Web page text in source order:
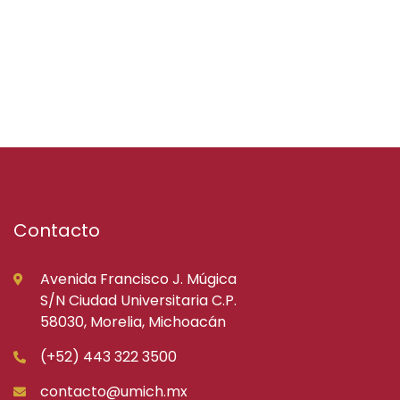
Contacto
Avenida Francisco J. Múgica
S/N Ciudad Universitaria C.P.
58030, Morelia, Michoacán
(+52) 443 322 3500
contacto@umich.mx